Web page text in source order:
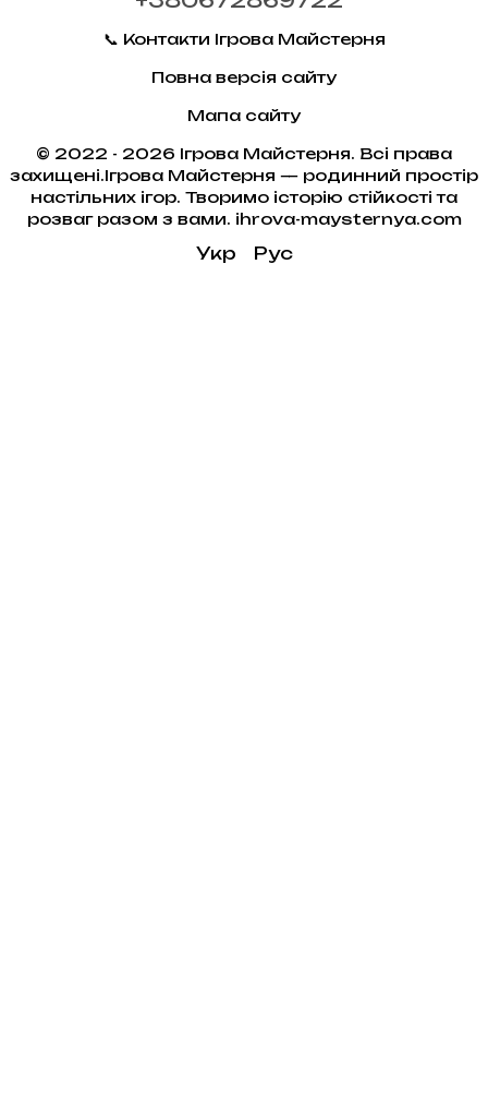
📞 Контакти Ігрова Майстерня
Повна версія сайту
Мапа сайту
© 2022 - 2026 Ігрова Майстерня. Всі права
захищені.Ігрова Майстерня — родинний простір
настільних ігор. Творимо історію стійкості та
розваг разом з вами. ihrova-maysternya.com
Укр Рус